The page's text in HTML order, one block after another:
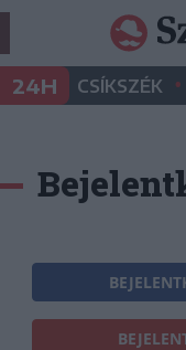
24H CSÍKSZÉK •